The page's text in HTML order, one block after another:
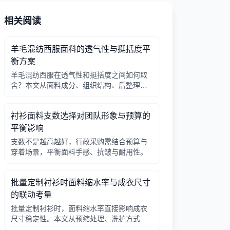
相关阅读
羊毛混纺西服面料的透气性与挺括度平
衡方案
羊毛混纺西服在透气性和挺括度之间如何取
舍？本文从面料成分、组织结构、后整理工
衬衫面料支数选择对团队形象与预算的
平衡影响
支数不是越高越好，行政采购需结合预算与
穿着场景，平衡面料手感、抗皱与耐用性。
批量定制衬衫时面料缩水率与成衣尺寸
的联动考量
批量定制衬衫时，面料缩水率直接影响成衣
尺寸稳定性。本文从预缩处理、洗护方式、